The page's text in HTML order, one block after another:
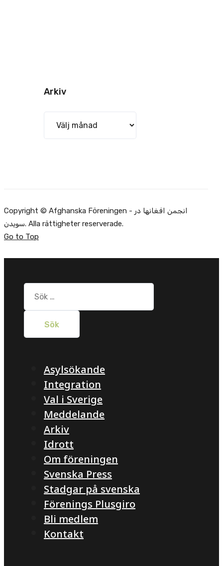
Arkiv
Copyright © Afghanska Föreningen - انجمن افغانها در
سویدن. Alla rättigheter reserverade.
Go to Top
Sök
efter:
Asylsökande
Integration
Val i Sverige
Meddelande
Arkiv
Idrott
Om föreningen
Svenska Press
Stadgar på svenska
Förenings Plusgiro
Bli medlem
Kontakt